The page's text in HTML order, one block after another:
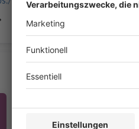
für diese Welt"? Viva und die
Es war der erste reine
Sendung und prägte die
Giglinger. Im Gespräch mit
zur ersten Sendung, die